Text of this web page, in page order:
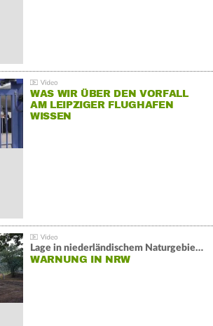
WAS WIR ÜBER DEN VORFALL
AM LEIPZIGER FLUGHAFEN
WISSEN
Lage in niederländischem Naturgebiet stabil
WARNUNG IN NRW